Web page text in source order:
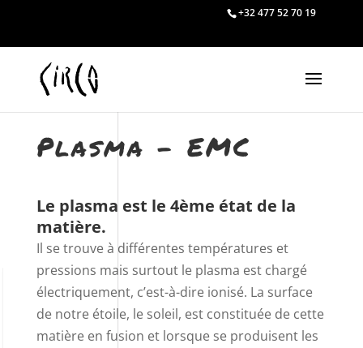
+32 477 52 70 19
Plasma – EMC
Le plasma est le 4ème état de la
matière.
Il se trouve à différentes températures et
pressions mais surtout le plasma est chargé
électriquement, c’est-à-dire ionisé. La surface
de notre étoile, le soleil, est constituée de cette
matière en fusion et lorsque se produisent les